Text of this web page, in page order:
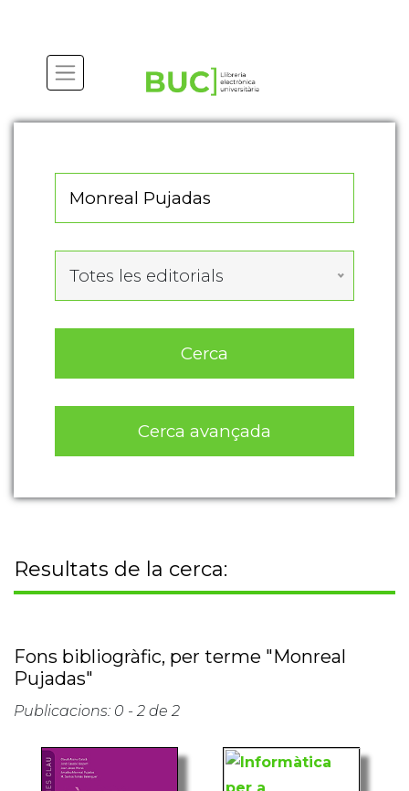
Totes les editorials
Cerca
Cerca avançada
Resultats de la cerca:
Fons bibliogràfic, per terme "Monreal
Pujadas"
Publicacions: 0 - 2 de 2